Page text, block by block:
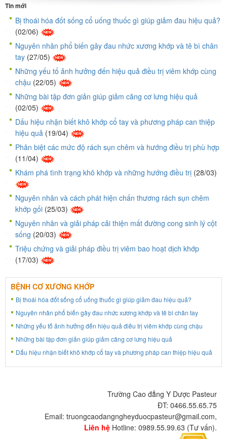
Tin mới
Bị thoái hóa đốt sống cổ uống thuốc gì giúp giảm đau hiệu quả?
(02/06)
Nguyên nhân phổ biến gây đau nhức xương khớp và tê bì chân
tay (27/05)
Những yếu tố ảnh hưởng đến hiệu quả điều trị viêm khớp cùng
chậu (22/05)
Những bài tập đơn giản giúp giảm căng cơ lưng hiệu quả
(02/05)
Dấu hiệu nhận biết khô khớp cổ tay và phương pháp can thiệp
hiệu quả (19/04)
Phân biệt các mức độ rách sụn chêm và hướng điều trị phù hợp
(11/04)
Khám phá tình trạng khô khớp và những hướng điều trị (28/03)
Nguyên nhân và cách phát hiện chấn thương rách sụn chêm
khớp gối (25/03)
Nguyên nhân và giải pháp cải thiện mất đường cong sinh lý cột
sống (20/03)
Triệu chứng và giải pháp điều trị viêm bao hoạt dịch khớp
(17/03)
BỆNH CƠ XƯƠNG KHỚP
Bị thoái hóa đốt sống cổ uống thuốc gì giúp giảm đau hiệu quả?
Nguyên nhân phổ biến gây đau nhức xương khớp và tê bì chân tay
Những yếu tố ảnh hưởng đến hiệu quả điều trị viêm khớp cùng chậu
Những bài tập đơn giản giúp giảm căng cơ lưng hiệu quả
Dấu hiệu nhận biết khô khớp cổ tay và phương pháp can thiệp hiệu quả
Trường Cao đẳng Y Dược Pasteur
ĐT: 0466.55.65.75
Email: truongcaodangngheyduocpasteur@gmail.com,
Liên hệ Hotline: 0989.55.99.63 (Tư vấn).